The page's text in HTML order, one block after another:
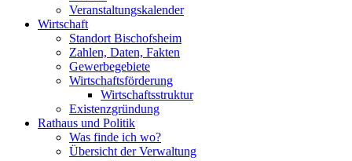
Veranstaltungskalender
Wirtschaft
Standort Bischofsheim
Zahlen, Daten, Fakten
Gewerbegebiete
Wirtschaftsförderung
Wirtschaftsstruktur
Existenzgründung
Rathaus und Politik
Was finde ich wo?
Übersicht der Verwaltung